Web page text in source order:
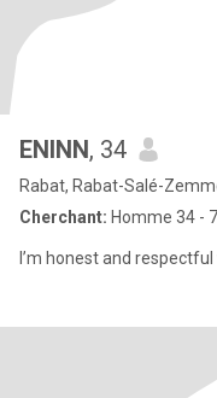
ENINN, 34
Rabat, Rabat-Salé-
Cherchant: Homme 34 -